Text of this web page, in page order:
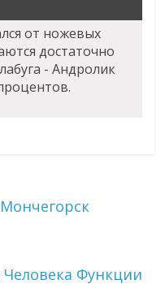
от ножевых
достаточно
- Андролик
Функции